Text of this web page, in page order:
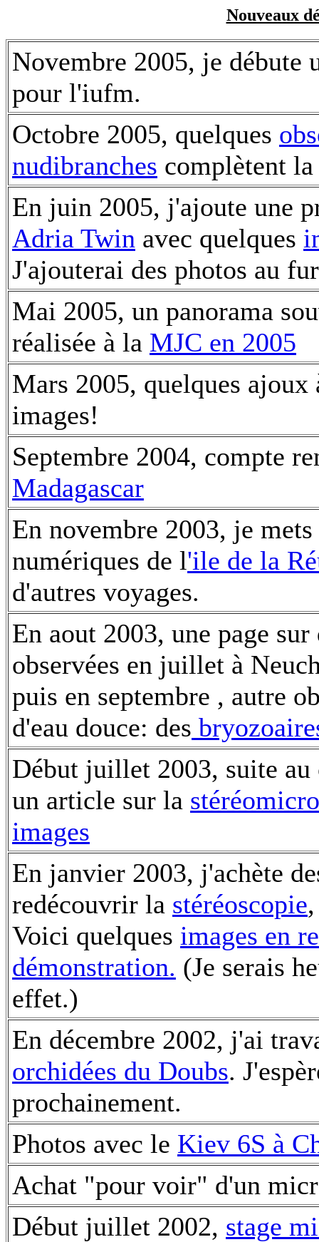
Nouveaux
Novembre 2005, je débute
pour l'iufm.
Octobre 2005, quelques
nudibranches complètent
En juin 2005, j'ajoute une
Adria Twin avec quelques
J'ajouterai des photos au
Mai 2005, un panorama
réalisée à la MJC en 2005
Mars 2005, quelques
images!
Septembre 2004, compte
Madagascar
En novembre 2003, je
numériques de l'ile de la
d'autres voyages.
En aout 2003, une page
observées en juillet à
puis en septembre , autre
d'eau douce: des
Début juillet 2003, suite au
un article sur la
images
En janvier 2003, j'achète
redécouvrir la stéréoscopie
Voici quelques images en
démonstration. (Je serais
effet.)
En décembre 2002, j'ai
orchidées du Doubs.
prochainement.
Photos avec le Kiev 6S à
Achat "pour voir" d'un
Début juillet 2002, stage